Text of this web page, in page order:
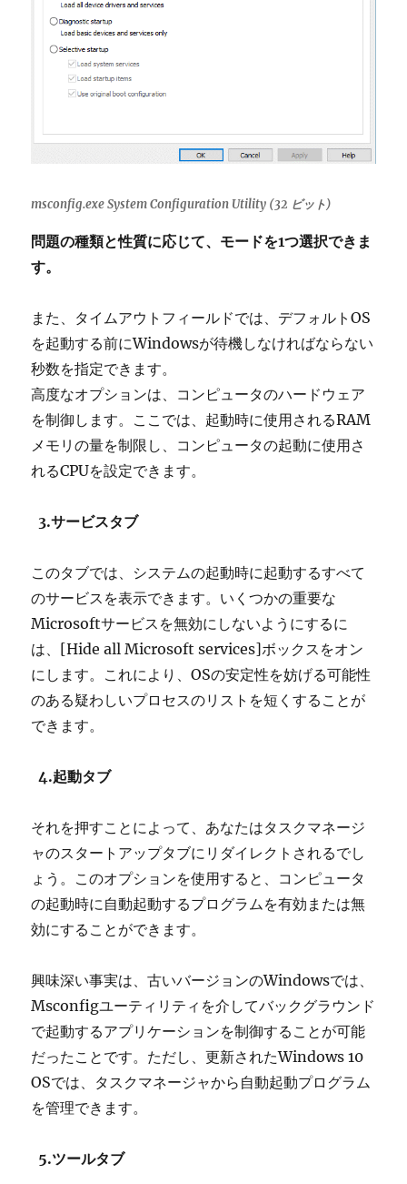
msconfig.exe System Configuration Utility (32 ビット)
問題の種類と性質に応じて、モードを1つ選択できま
す。
また、タイムアウトフィールドでは、デフォルトOS
を起動する前にWindowsが待機しなければならない
秒数を指定できます。
高度なオプションは、コンピュータのハードウェア
を制御します。ここでは、起動時に使用されるRAM
メモリの量を制限し、コンピュータの起動に使用さ
れるCPUを設定できます。
3.サービスタブ
このタブでは、システムの起動時に起動するすべて
のサービスを表示できます。いくつかの重要な
Microsoftサービスを無効にしないようにするに
は、[Hide all Microsoft services]ボックスをオン
にします。これにより、OSの安定性を妨げる可能性
のある疑わしいプロセスのリストを短くすることが
できます。
4.起動タブ
それを押すことによって、あなたはタスクマネージ
ャのスタートアップタブにリダイレクトされるでし
ょう。このオプションを使用すると、コンピュータ
の起動時に自動起動するプログラムを有効または無
効にすることができます。
興味深い事実は、古いバージョンのWindowsでは、
Msconfigユーティリティを介してバックグラウンド
で起動するアプリケーションを制御することが可能
だったことです。ただし、更新されたWindows 10
OSでは、タスクマネージャから自動起動プログラム
を管理できます。
5.ツールタブ